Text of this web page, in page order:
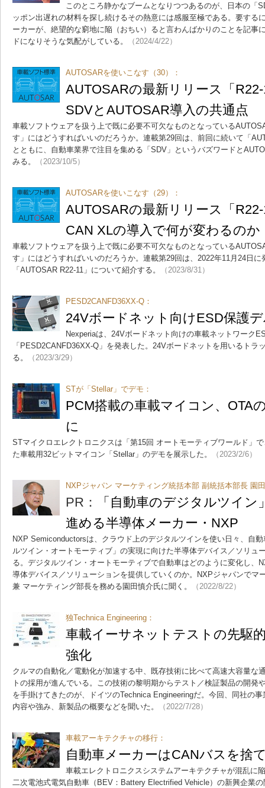
このところ静かなブームとなりつつあるのが、日本の「
ッポン出遅れの材料を探し続けるその熱意には感服至極である。要する
ーカーが、絶望的な窮地に陥（おちい）ると言わんばかりのことを記事
ドになりそうな気配がしている。
（2024/4/22）
AUTOSARを使いこなす（30）：
AUTOSARの最新リリース「
SDVとAUTOSAR導入の共通点
車載ソフトウェアを扱う上で既に必要不可欠なものとなっている
す」にはどうすればいいのだろうか。連載第29回は、前回に続いて「
とともに、自動車業界で注目を集める「SDV」というバズワードと
みる。
（2023/10/5）
AUTOSARを使いこなす（29）：
AUTOSARの最新リリース「
CAN XLの導入で何が変わるのか
車載ソフトウェアを扱う上で既に必要不可欠なものとなっている
す」にはどうすればいいのだろうか。連載第29回は、2022年11月24日
「AUTOSAR R22-11」について紹介する。
（2023/8/31）
PESD2CANFD36XX-Q：
24Vボードネット向けESD保護
Nexperiaは、24Vボードネット向けの車載ネットワーク
「PESD2CANFD36XX-Q」を発表した。24Vボードネットを用いるトラ
る。
（2023/3/29）
STが「Stellar」でデモ：
PCM搭載の車載マイコン、OTA
に
STマイクロエレクトロニクスは「第15回 オートモーティブワールド」
た車載用32ビットマイコン「Stellar」のデモを展示した。
（2023/2/6）
NXPジャパン マーケティング統括本部 副統括本部長 園
PR：
「自動車のデジタルツイ
進める半導体メーカー・NXP
NXP Semiconductorsは、クラウド上のデジタルツインを使い日々、自
ルツイン・オートモーティブ」の実現に向けた半導体デバイス／ソリュ
る。デジタルツイン・オートモーティブで自動車はどのように変化し、
導体デバイス／ソリューションを提供していくのか。NXPジャパンでマ
兼 マーケティング部長を務める園田慎介氏に聞く。
（2022/8/22）
独Technica Engineering：
車載イーサネットテストの先駆
強化
クルマの自動化／電動化が加速する中、既存技術に比べて高速大容量な
トの採用が進んでいる。この技術の黎明期からテスト／検証製品の開発
を手掛けてきたのが、ドイツのTechnica Engineeringだ。今回、同社の
内容や強み、新製品の概要などを聞いた。
（2022/7/28）
車載アーキテクチャの移行：
自動車メーカーはCANバスを捨
車載エレクトロニクスシステムアーキテクチャが混乱に
二次電池式電気自動車（BEV：Battery Electrified Vehicle）の新興企業